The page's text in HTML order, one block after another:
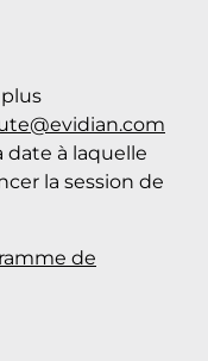
date à laquelle
la session de
de